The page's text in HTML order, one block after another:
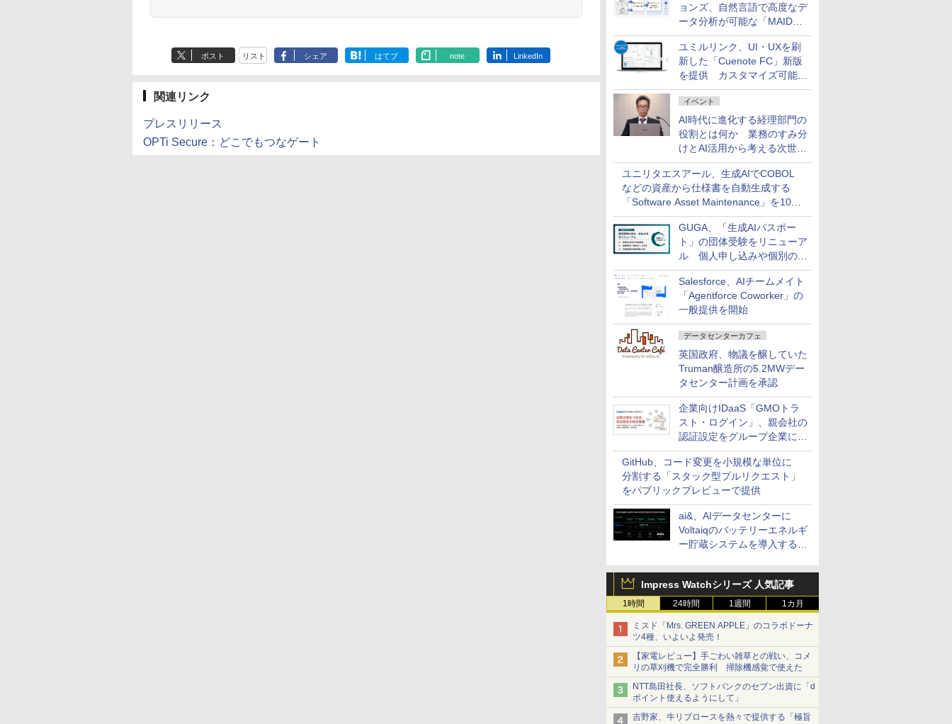
ョンズ、自然言語で高度なデ
ータ分析が可能な「MAIDOA
AI ASSIST」を9月より提供
ユミルリンク、UI・UXを刷
新した「Cuenote FC」新版
を提供 カスタマイズ可能な
ダッシュボード画面を搭載
イベント
AI時代に進化する経理部門の
役割とは何か 業務のすみ分
けとAI活用から考える次世代
ファイナンス戦略
ユニリタエスアール、生成AIでCOBOL
などの資産から仕様書を自動生成する
「Software Asset Maintenance」を10月
に発売
GUGA、「生成AIパスポー
ト」の団体受験をリニューア
ル 個人申し込みや個別の支
払いなどに対応
Salesforce、AIチームメイト
「Agentforce Coworker」の
一般提供を開始
データセンターカフェ
英国政府、物議を醸していた
Truman醸造所の5.2MWデー
タセンター計画を承認
企業向けIDaaS「GMOトラ
スト・ログイン」、親会社の
認証設定をグループ企業に展
開できる新機能を提供
GitHub、コード変更を小規模な単位に
分割する「スタック型プルリクエスト」
をパブリックプレビューで提供
ai&、AIデータセンターに
Voltaiqのバッテリーエネルギ
ー貯蔵システムを導入する計
Impress Watchシリーズ 人気記事
1時間 24時間 1週間 1カ月
ミスド「Mrs. GREEN APPLE」のコラボドーナ
ツ4種、いよいよ発売！
【家電レビュー】手ごわい雑草との戦い、コメ
リの草刈機で完全勝利 掃除機感覚で使えた
NTT島田社長、ソフトバンクのセブン出資に「d
ポイント使えるようにして」
吉野家、牛リブロースを熱々で提供する「極旨
ポスト リスト シェア はてブ note LinkedIn
関連リンク
プレスリリース
OPTi Secure：どこでもつなゲート